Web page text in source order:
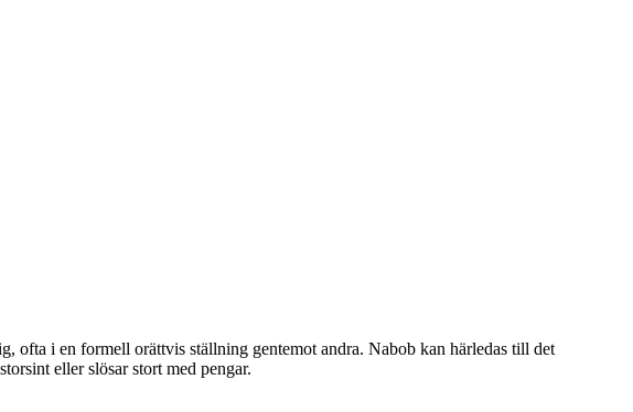
ofta i en formell orättvis ställning gentemot andra. Nabob kan härledas till det
eller slösar stort med pengar.